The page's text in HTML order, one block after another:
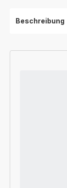
Beschreibung